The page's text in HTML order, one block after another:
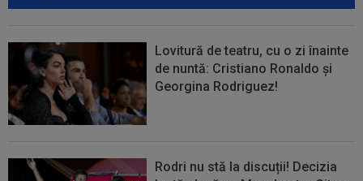
Lovitură de teatru, cu o zi înainte
de nuntă: Cristiano Ronaldo și
Georgina Rodriguez!
Rodri nu stă la discuții! Decizia